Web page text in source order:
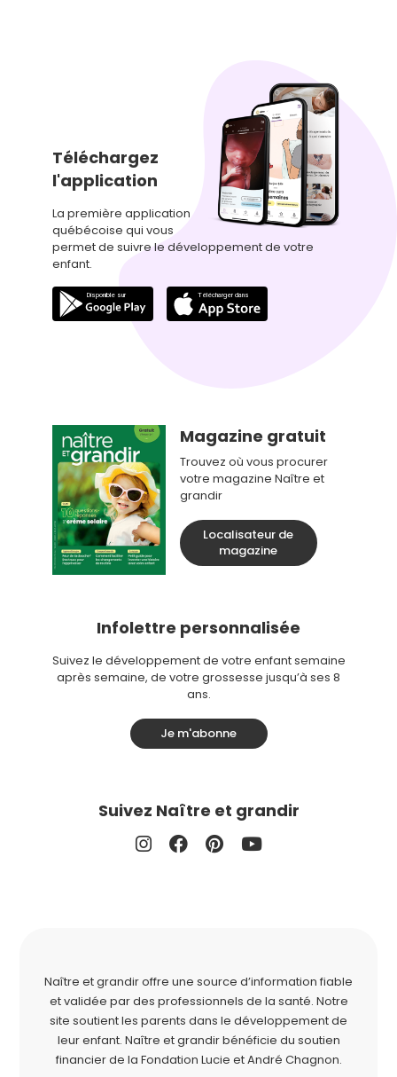
Téléchargez
l'application
La première application
québécoise qui vous
permet de suivre le développement de votre
enfant.
Magazine gratuit
Trouvez où vous procurer
votre magazine Naître et
grandir
Localisateur de
magazine
Infolettre personnalisée
Suivez le développement de votre enfant semaine
après semaine, de votre grossesse jusqu’à ses 8
ans.
Je m'abonne
Suivez Naître et grandir
Naître et grandir offre une source d’information fiable
et validée par des professionnels de la santé. Notre
site soutient les parents dans le développement de
leur enfant. Naître et grandir bénéficie du soutien
financier de la Fondation Lucie et André Chagnon.